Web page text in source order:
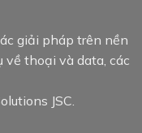
giải pháp trên nền
về thoại và data, các
JSC.